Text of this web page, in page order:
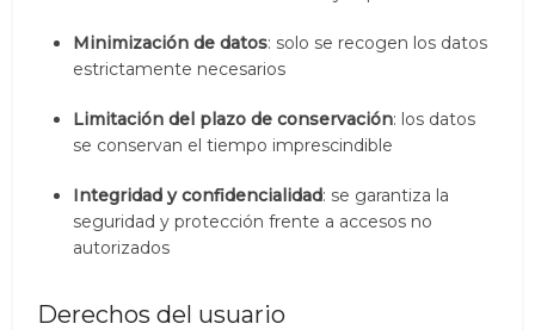
Minimización de datos: solo se recogen los datos
estrictamente necesarios
Limitación del plazo de conservación: los datos
se conservan el tiempo imprescindible
Integridad y confidencialidad: se garantiza la
seguridad y protección frente a accesos no
autorizados
Derechos del usuario